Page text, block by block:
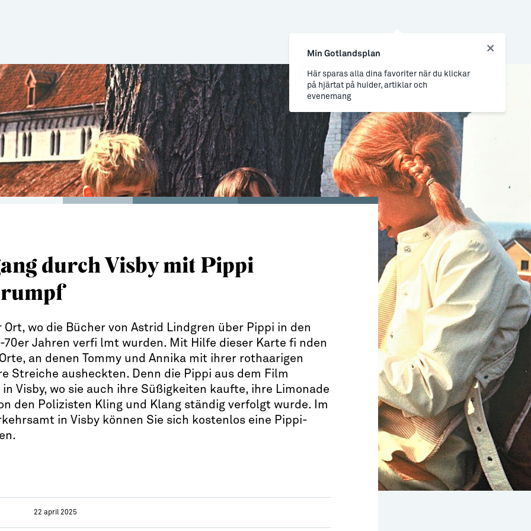
durch Visby mit Pippi
Ort, wo die Bücher von Astrid Lindgren über Pippi in den
70er Jahren verfi lmt wurden. Mit Hilfe dieser Karte fi nden
an denen Tommy und Annika mit ihrer rothaarigen
Streiche ausheckten. Denn die Pippi aus dem Film
Visby, wo sie auch ihre Süßigkeiten kaufte, ihre Limonade
den Polizisten Kling und Klang ständig verfolgt wurde. Im
in Visby können Sie sich kostenlos eine Pippi-
22 april 2025
Min Gotlandsplan
Här sparas alla dina favoriter när du klickar
på hjärtat på huider, artiklar och
evenemang